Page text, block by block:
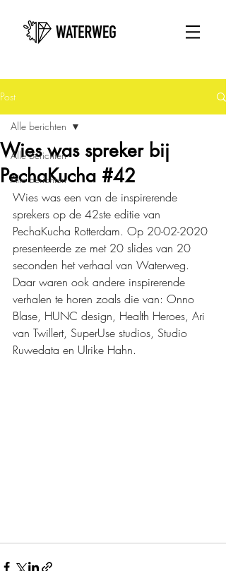
Post
Alle berichten
Alle berichten
Alle berichten
Wies was spreker bij
PechaKucha #42
Wies was een van de inspirerende
sprekers op de 42ste editie van
PechaKucha Rotterdam. Op 20-02-2020
presenteerde ze met 20 slides van 20
seconden het verhaal van Waterweg.
Daar waren ook andere inspirerende
verhalen te horen zoals die van: Onno
Blase, HUNC design, Health Heroes, Ari
van Twillert, SuperUse studios, Studio
Ruwedata en Ulrike Hahn.